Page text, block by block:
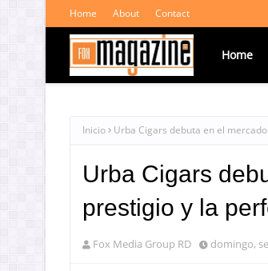
Home About Contact
Home
Inicio Urba Cigars debuta en el
Urba Cigars
prestigio y la
Fox Media Group RD domingo,